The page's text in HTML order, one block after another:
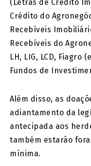
(Letras de Crédito
Crédito do
Recebíveis
Recebíveis do
LH, LIG, LCD, Fiagro
Fundos de
Além disso, as
adiantamento da
antecipada aos
também estarão
mínima.